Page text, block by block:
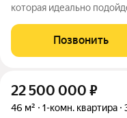
которая идеально
хранения вещей, 3
пространство для
Позвонить
22 500 000 ₽
46 м² 1-комн. квартира